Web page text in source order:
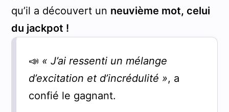
qu’il a découvert un neuvième mot, celui
du jackpot !
📣 « J’ai ressenti un mélange
d’excitation et d’incrédulité », a
confié le gagnant.